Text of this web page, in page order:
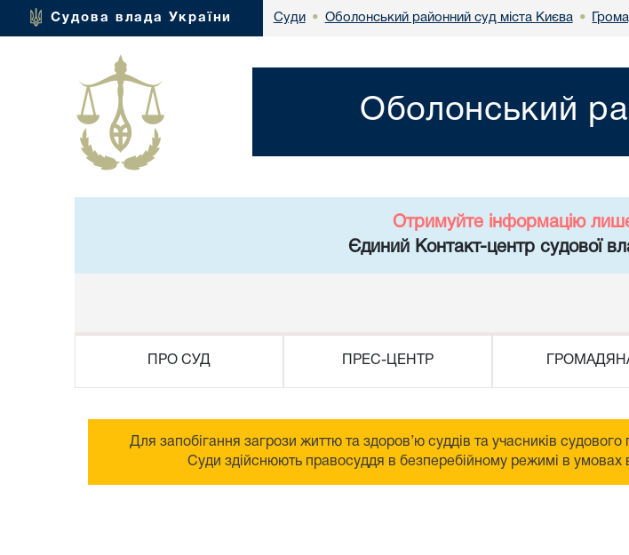
Судова влада України Суди • Оболонський районний суд міста Києва •
Оболонський
Отримуйте інформацію
Єдиний Контакт-центр судової
ПРО СУД ПРЕС-ЦЕНТР
Для запобігання загрози життю та здоров’ю суддів та учасників
Суди здійснюють правосуддя в безперебійному режимі в умовах